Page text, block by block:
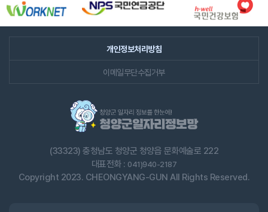
슬라이드
개인정보처리방침
이메일무단수집거부
(33323) 충청남도 청양군 청양읍 문화예술로 222
대표전화 : 041)940-2187
Copyright 2023. CHEONGYANG-GUN All Rights Reserved.